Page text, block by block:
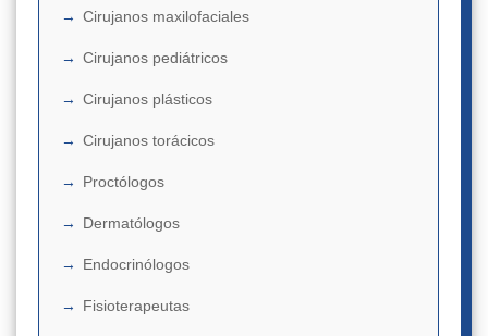
Cirujanos maxilofaciales
Cirujanos pediátricos
Cirujanos plásticos
Cirujanos torácicos
Proctólogos
Dermatólogos
Endocrinólogos
Fisioterapeutas